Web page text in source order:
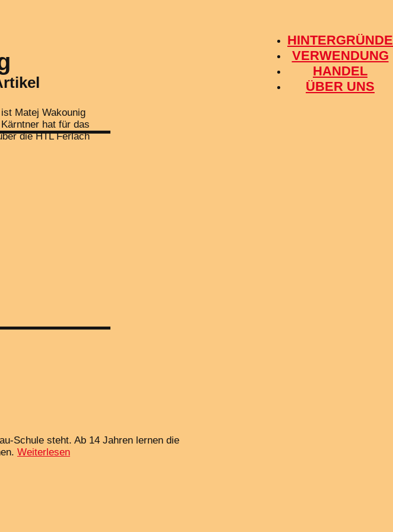
HINTERGRÜNDE
VERWENDUNG
HANDEL
ÜBER UNS
Matej Wakounig
hat für das
die HTL Ferlach
Schule steht. Ab 14 Jahren lernen die
Weiterlesen